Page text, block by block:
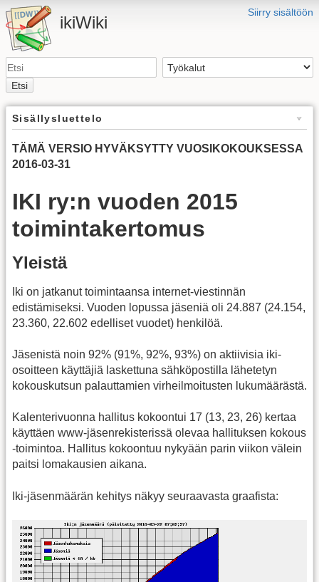
Siirry sisältöön
ikiWiki
Etsi
Sisällysluettelo
TÄMÄ VERSIO HYVÄKSYTTY VUOSIKOKOUKSESSA
2016-03-31
IKI ry:n vuoden 2015
toimintakertomus
Yleistä
Iki on jatkanut toimintaansa internet-viestinnän
edistämiseksi. Vuoden lopussa jäseniä oli 24.887 (24.154,
23.360, 22.602 edelliset vuodet) henkilöä.
Jäsenistä noin 92% (91%, 92%, 93%) on aktiivisia iki-
osoitteen käyttäjiä laskettuna sähköpostilla lähetetyn
kokouskutsun palauttamien virheilmoitusten lukumäärästä.
Kalenterivuonna hallitus kokoontui 17 (13, 23, 26) kertaa
käyttäen www-jäsenrekisterissä olevaa hallituksen kokous
-toimintoa. Hallitus kokoontuu nykyään parin viikon välein
paitsi lomakausien aikana.
Iki-jäsenmäärän kehitys näkyy seuraavasta graafista: